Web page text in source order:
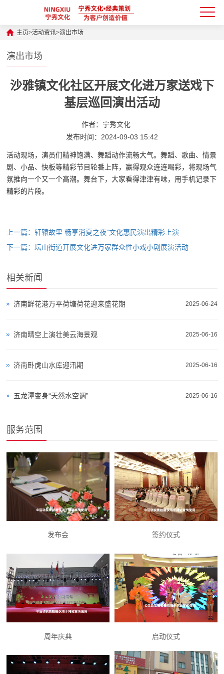
主页>活动资讯>演出市场
演出市场
沙雅镇文化社区开展文化进万家送戏下
基层巡回演出活动
作者：宁秀文化
发布时间：2024-09-03 15:42
活动现场，演员们精神饱满、舞蹈动作流畅大气。舞蹈、歌曲、情景
剧、小品、快板等精彩节目轮番上阵，赢得观众连连喝彩，将现场气
氛推向一个又一个高潮。舞台下，大家看得津津有味，用手机记录下
精彩的片段。
上一篇：轩辕故里 畅享消夏之夜”文化惠民演出精彩上演
下一篇：坛山街道开展文化进万家群众性小戏小剧展演活动
相关新闻
2025-06-24
济南鲜花港万平荷塘荷花迎来盛花期
2025-06-16
济南晴空上演壮美云海景观
2025-06-16
济南卧虎山水库迎汛期
2025-06-16
五龙潭变身“天然水空调”
服务范围
发布会 签约仪式
周年庆典 启动仪式